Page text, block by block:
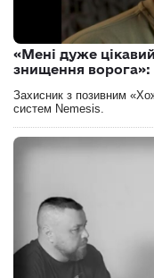
«Мені дуже
знищення
Захисник з позивним
систем Nemesis.